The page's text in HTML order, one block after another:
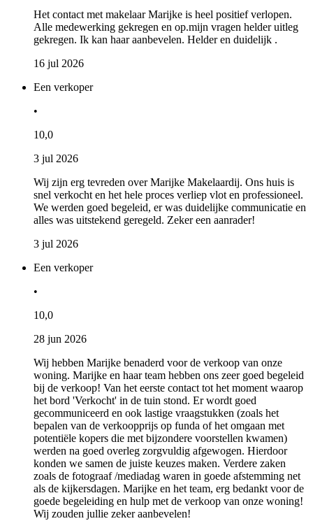
Het contact met makelaar Marijke is heel positief verlopen.
Alle medewerking gekregen en op.mijn vragen helder uitleg
gekregen. Ik kan haar aanbevelen. Helder en duidelijk .
16 jul 2026
Een verkoper
•
10,0
3 jul 2026
Wij zijn erg tevreden over Marijke Makelaardij. Ons huis is
snel verkocht en het hele proces verliep vlot en professioneel.
We werden goed begeleid, er was duidelijke communicatie en
alles was uitstekend geregeld. Zeker een aanrader!
3 jul 2026
Een verkoper
•
10,0
28 jun 2026
Wij hebben Marijke benaderd voor de verkoop van onze
woning. Marijke en haar team hebben ons zeer goed begeleid
bij de verkoop! Van het eerste contact tot het moment waarop
het bord 'Verkocht' in de tuin stond. Er wordt goed
gecommuniceerd en ook lastige vraagstukken (zoals het
bepalen van de verkoopprijs op funda of het omgaan met
potentiële kopers die met bijzondere voorstellen kwamen)
werden na goed overleg zorgvuldig afgewogen. Hierdoor
konden we samen de juiste keuzes maken. Verdere zaken
zoals de fotograaf /mediadag waren in goede afstemming net
als de kijkersdagen. Marijke en het team, erg bedankt voor de
goede begeleiding en hulp met de verkoop van onze woning!
Wij zouden jullie zeker aanbevelen!